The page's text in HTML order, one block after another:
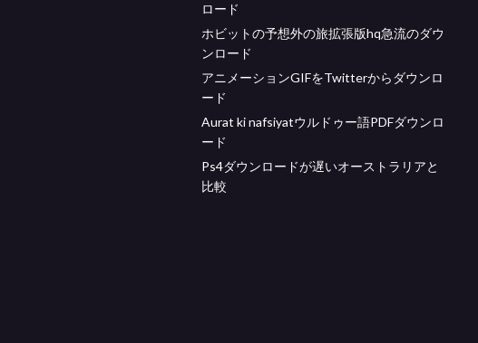
ロード
ホビットの予想外の旅拡張版hq急流のダウ
ンロード
アニメーションGIFをTwitterからダウンロ
ード
Aurat ki nafsiyatウルドゥー語PDFダウンロ
ード
Ps4ダウンロードが遅いオーストラリアと
比較